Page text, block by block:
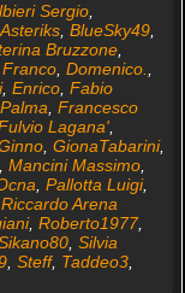
Sergio,
Asteriks, BlueSky49,
Bruzzone,
, Domenico.
, Enrico, Fabio
Francesco
Lagana',
, GionaTabarini,
Mancini Massimo,
Pallotta Luigi,
Riccardo Arena
, Roberto1977,
, Silvia
, Steff, Taddeo3,